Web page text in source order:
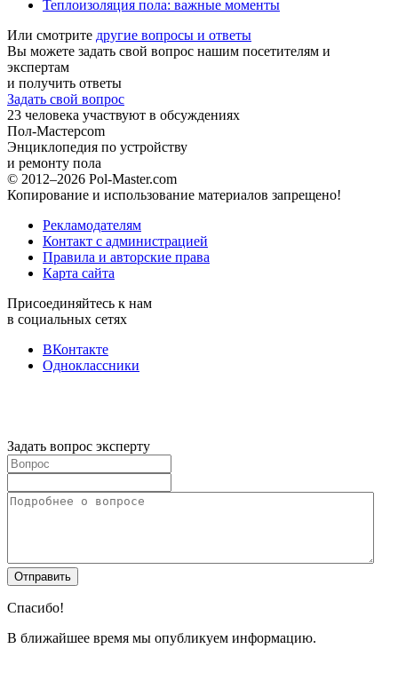
Теплоизоляция пола: важные моменты
Или смотрите другие вопросы и ответы
Вы можете задать свой вопрос нашим посетителям и
экспертам
и получить ответы
Задать свой вопрос
23 человека участвуют в обсуждениях
Пол-Мастерcom
Энциклопедия по устройству
и ремонту пола
© 2012–2026 Pol-Master.com
Копирование и использование материалов запрещено!
Рекламодателям
Контакт с администрацией
Правила и авторские права
Карта сайта
Присоединяйтесь к нам
в социальных сетях
ВКонтакте
Одноклассники
Задать вопрос эксперту
Спасибо!
В ближайшее время мы опубликуем информацию.